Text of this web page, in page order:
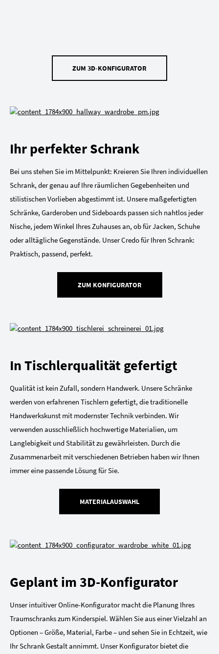
ZUM 3D-KONFIGURATOR
Ihr perfekter Schrank
Bei uns stehen Sie im Mittelpunkt: Kreieren Sie Ihren individuellen
Schrank, der genau auf Ihre räumlichen Gegebenheiten und
stilistischen Vorlieben abgestimmt ist. Unsere maßgefertigten
Schränke, Garderoben und Sideboards passen sich nahtlos jeder
Nische, jedem Winkel Ihres Zuhauses an, ob für Jacken, Schuhe
oder alltägliche Gegenstände. Unser Credo für Ihren Schrank:
Praktisch, passend, perfekt.
ZUM KONFIGURATOR
In Tischlerqualität gefertigt
Qualität ist kein Zufall, sondern Handwerk. Unsere Schränke
werden von erfahrenen Tischlern gefertigt, die traditionelle
Handwerkskunst mit modernster Technik verbinden. Wir
verwenden ausschließlich hochwertige Materialien, um
Langlebigkeit und Stabilität zu gewährleisten. Durch die
Zusammenarbeit mit verschiedenen Betrieben haben wir Ihnen
immer eine passende Lösung für Sie.
MATERIALAUSWAHL
Geplant im 3D-Konfigurator
Unser intuitiver Online-Konfigurator macht die Planung Ihres
Traumschranks zum Kinderspiel. Wählen Sie aus einer Vielzahl an
Optionen – Größe, Material, Farbe – und sehen Sie in Echtzeit, wie
Ihr Schrank Gestalt annimmt. Unser Konfigurator bietet die